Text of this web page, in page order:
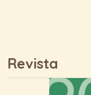
Revista